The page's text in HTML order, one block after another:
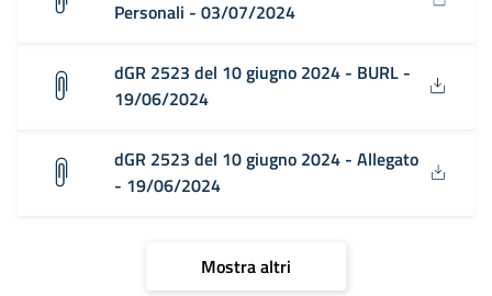
Personali - 03/07/2024
dGR 2523 del 10 giugno 2024 - BURL -
19/06/2024
dGR 2523 del 10 giugno 2024 - Allegato
- 19/06/2024
Mostra altri